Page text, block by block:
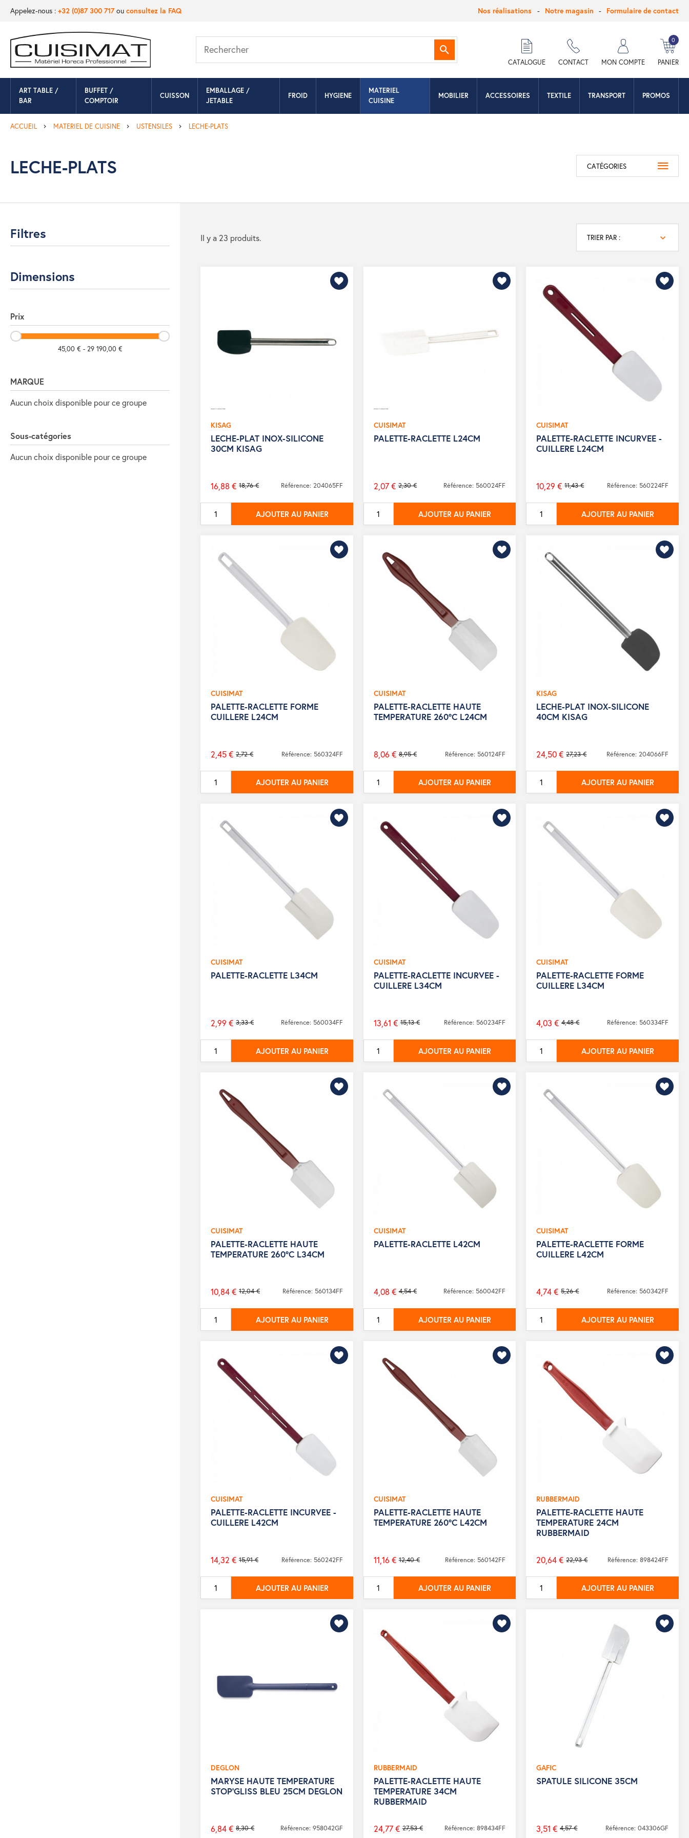
Appelez-nous : +32 (0)87 300 717ou consultez la FAQ Nos réalisations Notre magasin Formulaire de contact
Rechercher
CATALOGUE CONTACT MON COMPTE PANIER
0
ART TABLE /
BAR
BUFFET /
COMPTOIR
CUISSON
EMBALLAGE /
JETABLE
FROID HYGIENE
MATERIEL
CUISINE
MOBILIER ACCESSOIRES TEXTILE TRANSPORT PROMOS
ACCUEIL MATERIEL DE CUISINE USTENSILES LECHE-PLATS
LECHE-PLATS CATÉGORIES
Filtres
Dimensions
Prix
45,00 € - 29 190,00 €
MARQUE
Aucun choix disponible pour ce groupe
Sous-catégories
Aucun choix disponible pour ce groupe
Il y a 23 produits. TRIER PAR :
KISAG
LECHE-PLAT INOX-SILICONE
30CM KISAG
Prix
de
base
18,76 €
16,88 € Référence: 204065FF
AJOUTER AU PANIER
CUISIMAT
PALETTE-RACLETTE L24CM
Prix
de
base
2,30 €
2,07 € Référence: 560024FF
AJOUTER AU PANIER
CUISIMAT
PALETTE-RACLETTE INCURVEE -
CUILLERE L24CM
Prix
de
base
11,43 €
10,29 € Référence: 560224FF
AJOUTER AU PANIER
CUISIMAT
PALETTE-RACLETTE FORME
CUILLERE L24CM
Prix
de
base
2,72 €
2,45 € Référence: 560324FF
AJOUTER AU PANIER
CUISIMAT
PALETTE-RACLETTE HAUTE
TEMPERATURE 260°C L24CM
Prix
de
base
8,95 €
8,06 € Référence: 560124FF
AJOUTER AU PANIER
KISAG
LECHE-PLAT INOX-SILICONE
40CM KISAG
Prix
de
base
27,23 €
24,50 € Référence: 204066FF
AJOUTER AU PANIER
CUISIMAT
PALETTE-RACLETTE L34CM
Prix
de
base
3,33 €
2,99 € Référence: 560034FF
AJOUTER AU PANIER
CUISIMAT
PALETTE-RACLETTE INCURVEE -
CUILLERE L34CM
Prix
de
base
15,13 €
13,61 € Référence: 560234FF
AJOUTER AU PANIER
CUISIMAT
PALETTE-RACLETTE FORME
CUILLERE L34CM
Prix
de
base
4,48 €
4,03 € Référence: 560334FF
AJOUTER AU PANIER
CUISIMAT
PALETTE-RACLETTE HAUTE
TEMPERATURE 260°C L34CM
Prix
de
base
12,04 €
10,84 € Référence: 560134FF
AJOUTER AU PANIER
CUISIMAT
PALETTE-RACLETTE L42CM
Prix
de
base
4,54 €
4,08 € Référence: 560042FF
AJOUTER AU PANIER
CUISIMAT
PALETTE-RACLETTE FORME
CUILLERE L42CM
Prix
de
base
5,26 €
4,74 € Référence: 560342FF
AJOUTER AU PANIER
CUISIMAT
PALETTE-RACLETTE INCURVEE -
CUILLERE L42CM
Prix
de
base
15,91 €
14,32 € Référence: 560242FF
AJOUTER AU PANIER
CUISIMAT
PALETTE-RACLETTE HAUTE
TEMPERATURE 260°C L42CM
Prix
de
base
12,40 €
11,16 € Référence: 560142FF
AJOUTER AU PANIER
RUBBERMAID
PALETTE-RACLETTE HAUTE
TEMPERATURE 24CM
RUBBERMAID
Prix
de
base
22,93 €
20,64 € Référence: 898424FF
AJOUTER AU PANIER
DEGLON
MARYSE HAUTE TEMPERATURE
STOP'GLISS BLEU 25CM DEGLON
Prix
8,30 €
6,84 € Référence: 958042GF
RUBBERMAID
PALETTE-RACLETTE HAUTE
TEMPERATURE 34CM
RUBBERMAID
Prix
27,53 €
24,77 € Référence: 898434FF
GAFIC
SPATULE SILICONE 35CM
Prix
4,57 €
3,51 € Référence: 043306GF